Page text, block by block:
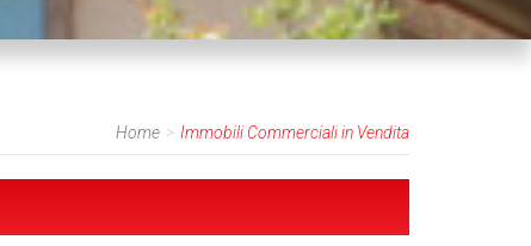
Home Immobili Commerciali in Vendita